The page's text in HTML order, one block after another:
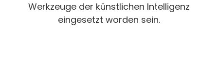
Werkzeuge der künstlichen Intelligenz
eingesetzt worden sein.